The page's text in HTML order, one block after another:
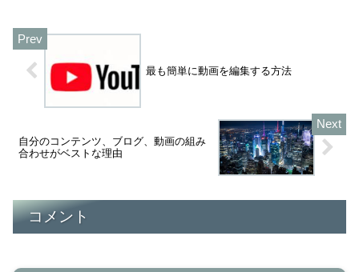
最も簡単に動画を編集する方法
自分のコンテンツ、ブログ、動画の組み
合わせがベストな理由
コメント